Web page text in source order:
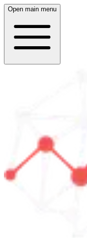
Open main menu